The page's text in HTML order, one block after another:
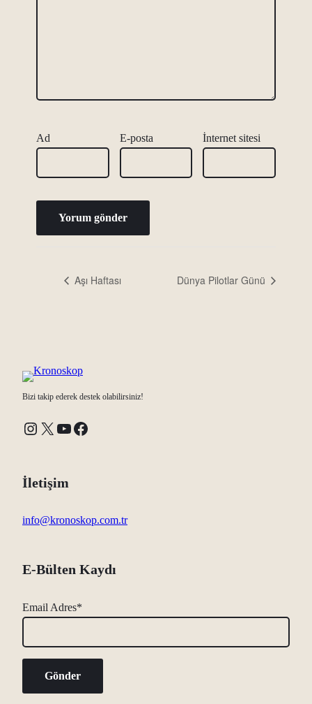
Ad E-posta İnternet sitesi
Aşı Haftası Dünya Pilotlar Günü
Bizi takip ederek destek olabilirsiniz!
Instagram X YouTube Facebook
İletişim
info@kronoskop.com.tr
E-Bülten Kaydı
Email Adres*